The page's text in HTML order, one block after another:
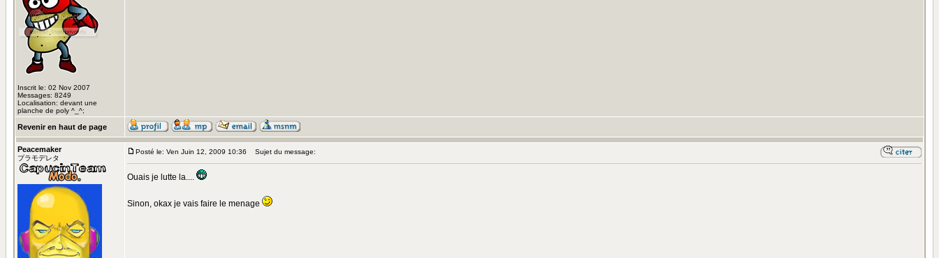
Inscrit le: 02 Nov 2007
Messages: 8249
Localisation: devant une
planche de poly ^_^;
Revenir en haut de page
Peacemaker
プラモデレタ
Posté le: Ven Juin 12, 2009 10:36 Sujet du message:
Ouais je lutte la....
Sinon, okax je vais faire le menage